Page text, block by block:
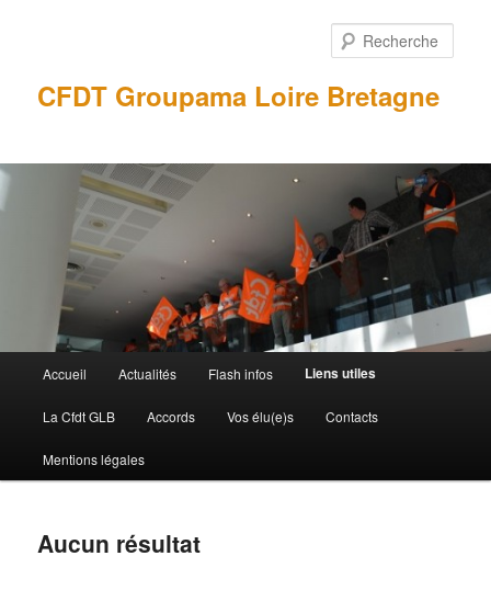
CFDT Groupama Loire Bretagne
principal
Accueil Actualités Flash infos Liens utiles
La Cfdt GLB Accords Vos élu(e)s Contacts
Mentions légales
Aucun résultat